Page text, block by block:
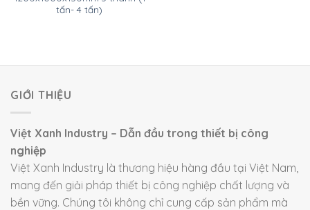
tấn- 4 tấn)
GIỚI THIỆU
Việt Xanh Industry – Dẫn đầu trong thiết bị công
nghiệp
Việt Xanh Industry là thương hiệu hàng đầu tại Việt Nam,
mang đến giải pháp thiết bị công nghiệp chất lượng và
bền vững. Chúng tôi không chỉ cung cấp sản phẩm mà